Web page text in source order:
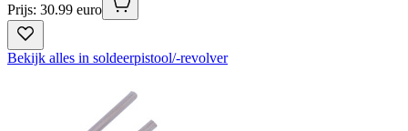
Prijs: 30.99 euro
Bekijk alles in soldeerpistool/-revolver